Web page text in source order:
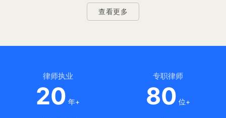
查看更多
律师执业
20 年+
专职律师
80 位+